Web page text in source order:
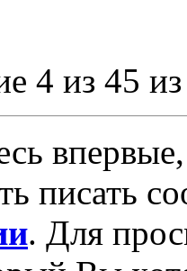
4 из 45
писать
. Для